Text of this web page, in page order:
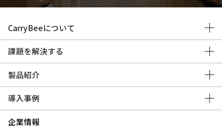
CarryBeeについて
課題を解決する
製品紹介
導入事例
企業情報